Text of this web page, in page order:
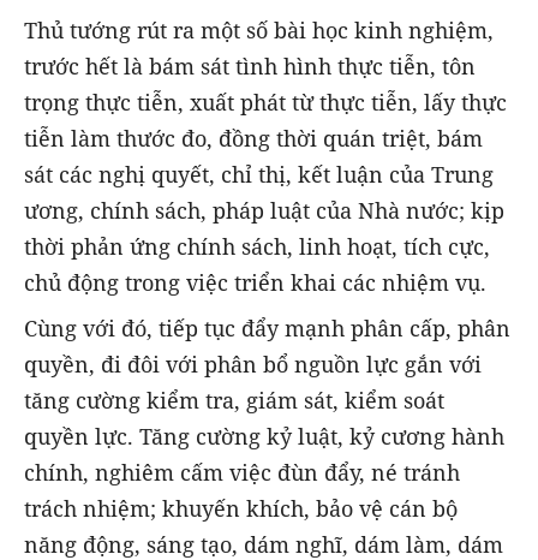
Thủ tướng rút ra một số bài học kinh nghiệm,
trước hết là bám sát tình hình thực tiễn, tôn
trọng thực tiễn, xuất phát từ thực tiễn, lấy thực
tiễn làm thước đo, đồng thời quán triệt, bám
sát các nghị quyết, chỉ thị, kết luận của Trung
ương, chính sách, pháp luật của Nhà nước; kịp
thời phản ứng chính sách, linh hoạt, tích cực,
chủ động trong việc triển khai các nhiệm vụ.
Cùng với đó, tiếp tục đẩy mạnh phân cấp, phân
quyền, đi đôi với phân bổ nguồn lực gắn với
tăng cường kiểm tra, giám sát, kiểm soát
quyền lực. Tăng cường kỷ luật, kỷ cương hành
chính, nghiêm cấm việc đùn đẩy, né tránh
trách nhiệm; khuyến khích, bảo vệ cán bộ
năng động, sáng tạo, dám nghĩ, dám làm, dám